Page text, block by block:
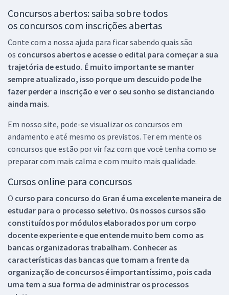
Concursos abertos: saiba sobre todos
os concursos com inscrições abertas
Conte com a nossa ajuda para ficar sabendo quais são
os concursos abertos e acesse o edital para começar a sua
trajetória de estudo. É muito importante se manter
sempre atualizado, isso porque um descuido pode lhe
fazer perder a inscrição e ver o seu sonho se distanciando
ainda mais.
Em nosso site, pode-se visualizar os concursos em
andamento e até mesmo os previstos. Ter em mente os
concursos que estão por vir faz com que você tenha como se
preparar com mais calma e com muito mais qualidade.
Cursos online para concursos
O curso para concurso do Gran é uma excelente maneira de
estudar para o processo seletivo. Os nossos cursos são
constituídos por módulos elaborados por um corpo
docente experiente e que entende muito bem como as
bancas organizadoras trabalham. Conhecer as
características das bancas que tomam a frente da
organização de concursos é importantíssimo, pois cada
uma tem a sua forma de administrar os processos